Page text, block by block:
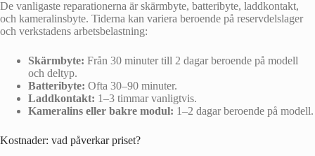
De vanligaste reparationerna är skärmbyte, batteribyte, laddkontakt,
och kameralinsbyte. Tiderna kan variera beroende på reservdelslager
och verkstadens arbetsbelastning:
Skärmbyte: Från 30 minuter till 2 dagar beroende på modell
och deltyp.
Batteribyte: Ofta 30–90 minuter.
Laddkontakt: 1–3 timmar vanligtvis.
Kameralins eller bakre modul: 1–2 dagar beroende på modell.
Kostnader: vad påverkar priset?